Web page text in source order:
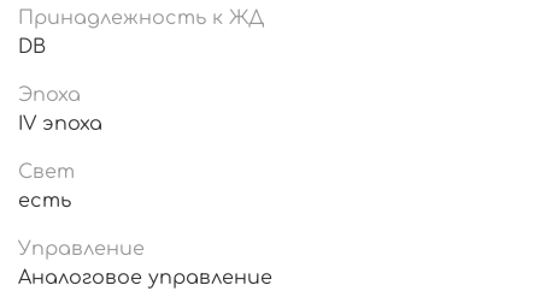
Принадлежность к ЖД
DB
Эпоха
IV эпоха
Свет
есть
Управление
Аналоговое управление